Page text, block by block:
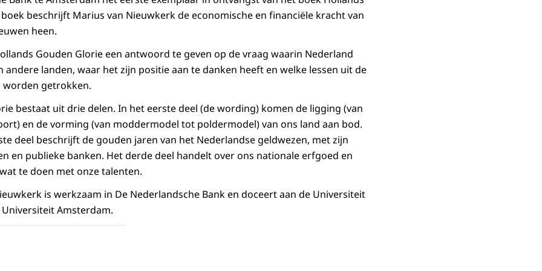
beschrijft Marius van Nieuwkerk de economische en financiële kracht van
heen.
Gouden Glorie een antwoord te geven op de vraag waarin Nederland
andere landen, waar het zijn positie aan te danken heeft en welke lessen uit de
worden getrokken.
bestaat uit drie delen. In het eerste deel (de wording) komen de ligging (van
en de vorming (van moddermodel tot poldermodel) van ons land aan bod.
deel beschrijft de gouden jaren van het Nederlandse geldwezen, met zijn
en publieke banken. Het derde deel handelt over ons nationale erfgoed en
te doen met onze talenten.
is werkzaam in De Nederlandsche Bank en doceert aan de Universiteit
Amsterdam.